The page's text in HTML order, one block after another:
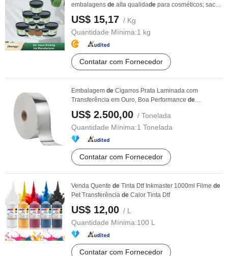
embalagens de alta qualidade para cosméticos; sacos
US$ 15,17 / Kg
Quantidade Mínima:1 kg
Contatar com Fornecedor
Embalagem de Cigarros Prata Laminada com
Transferência em Ouro, Boa Performance de
Preservação, ...
US$ 2.500,00 / Tonelada
Quantidade Mínima:1 Tonelada
Contatar com Fornecedor
Venda Quente de Tinta Dtf Inkmaster 1000ml Filme de
Pet Transferência de Calor Tinta Dtf
US$ 12,00 / L
Quantidade Mínima:100 L
Contatar com Fornecedor